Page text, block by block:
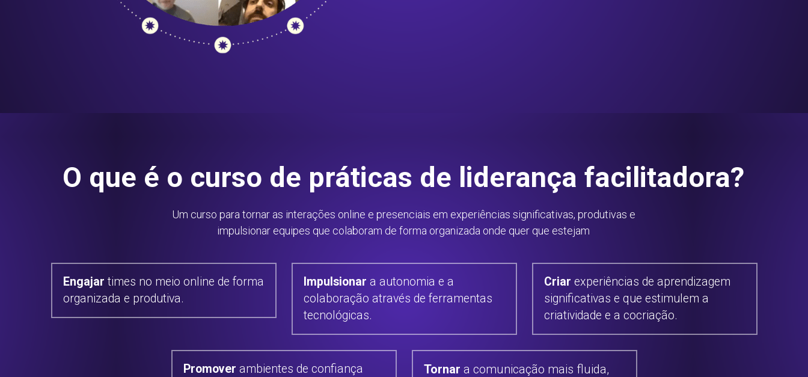
O que é o curso de práticas de liderança facilitadora?
Um curso para tornar as interações online e presenciais em experiências significativas, produtivas e
impulsionar equipes que colaboram de forma organizada onde quer que estejam
Engajar times no meio online de forma
organizada e produtiva.
Impulsionar a autonomia e a
colaboração através de ferramentas
tecnológicas.
Criar experiências de aprendizagem
significativas e que estimulem a
criatividade e a cocriação.
Promover ambientes de confiança
Tornar a comunicação mais fluida,